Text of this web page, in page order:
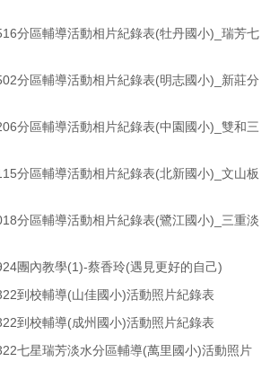
分區輔導活動相片紀錄表(牡丹國小)_瑞芳七
分區輔導活動相片紀錄表(明志國小)_新莊分
分區輔導活動相片紀錄表(中園國小)_雙和三
分區輔導活動相片紀錄表(北新國小)_文山板
分區輔導活動相片紀錄表(鷺江國小)_三重淡
團內教學(1)-蔡香玲(遇見更好的自己)
到校輔導(山佳國小)活動照片紀錄表
到校輔導(成州國小)活動照片紀錄表
七星瑞芳淡水分區輔導(萬里國小)活動照片